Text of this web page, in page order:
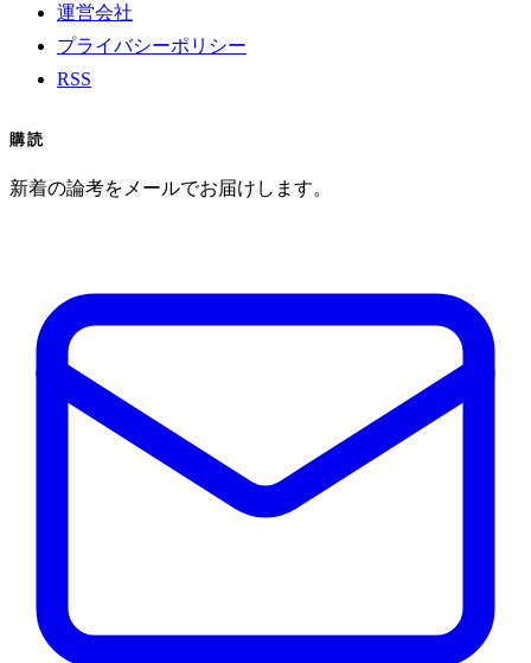
運営会社
プライバシーポリシー
RSS
購読
新着の論考をメールでお届けします。